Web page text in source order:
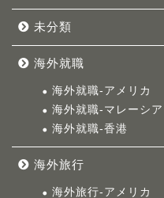
未分類
海外就職
海外就職-アメリカ
海外就職-マレーシア
海外就職-香港
海外旅行
海外旅行-アメリカ